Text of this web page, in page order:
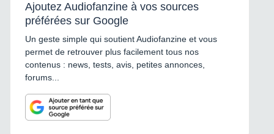
Ajoutez Audiofanzine à vos sources
préférées sur Google
Un geste simple qui soutient Audiofanzine et vous
permet de retrouver plus facilement tous nos
contenus : news, tests, avis, petites annonces,
forums...